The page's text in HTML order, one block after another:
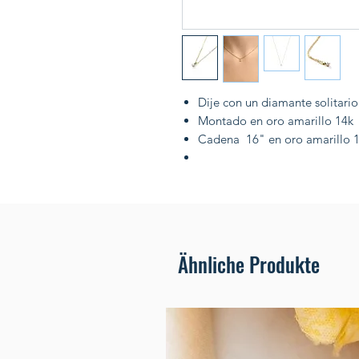
Dije con un diamante solitario
Montado en oro amarillo 14k
Cadena 16" en oro amarillo
Ähnliche Produkte